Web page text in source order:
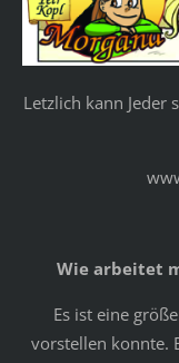
Letzlich kann Jeder
Wie arbeitet
Es ist eine
vorstellen konnte.